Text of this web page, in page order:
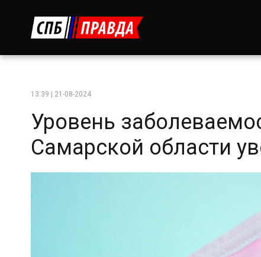
13:39 | 21-08-2024
Уровень
Самарской области